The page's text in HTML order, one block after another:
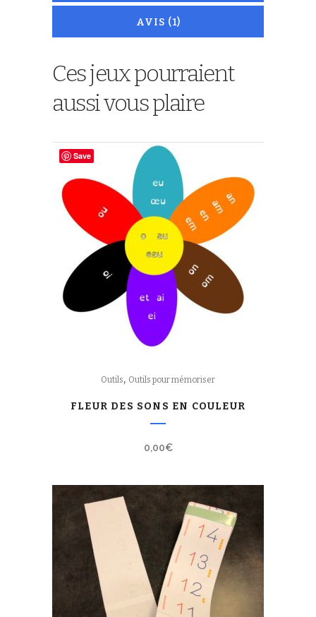
AVIS (1)
Ces jeux pourraient
aussi vous plaire
Outils, Outils pour mémoriser
FLEUR DES SONS EN COULEUR
0,00€
Save